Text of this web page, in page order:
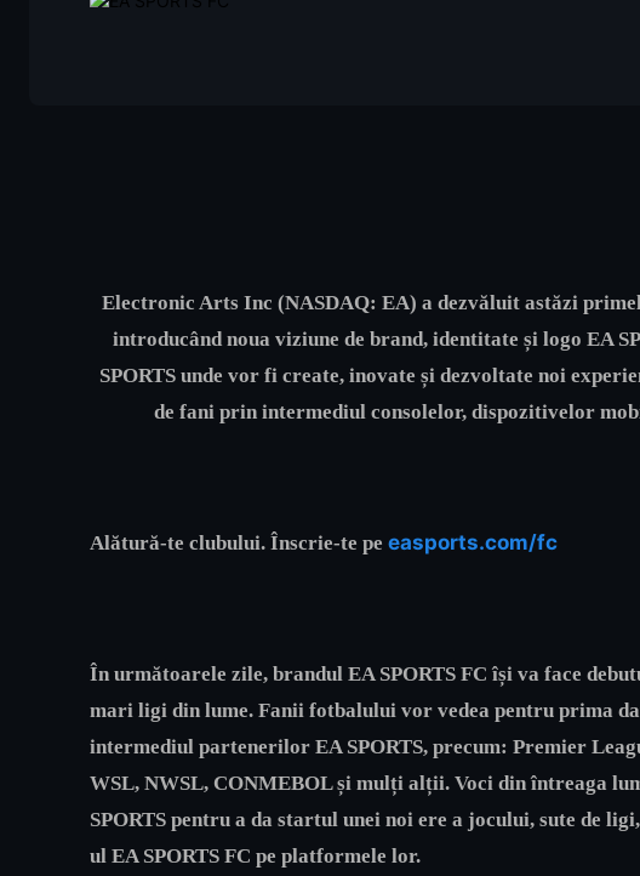
Electronic Arts Inc (NASDAQ: EA) a dezvăluit astăzi
introducând noua viziune de brand, identitate și logo EA
SPORTS unde vor fi create, inovate și dezvoltate noi
de fani prin intermediul consolelor, dispozitivelor
Alătură-te clubului. Înscrie-te pe easports.com/fc
În următoarele zile, brandul EA SPORTS FC își va face
mari ligi din lume. Fanii fotbalului vor vedea pentru prima
intermediul partenerilor EA SPORTS, precum: Premier
WSL, NWSL, CONMEBOL și mulți alții. Voci din întreaga
SPORTS pentru a da startul unei noi ere a jocului, sute de
ul EA SPORTS FC pe platformele lor.